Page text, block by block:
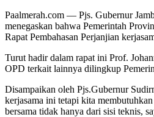
Paalmerah.com — Pjs. Gubernur
menegaskan bahwa Pemerintah
Rapat Pembahasan Perjanjian
Turut hadir dalam rapat ini Prof.
OPD terkait lainnya dilingkup
Disampaikan oleh Pjs.Gubernur
kerjasama ini tetapi kita
bersama tidak hanya dari sisi teknis,